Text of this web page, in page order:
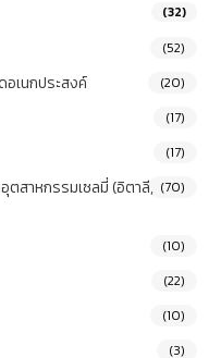
(32)
(52)
อเนกประสงค์ (20)
(17)
(17)
ตสาหกรรมเซลมี่ (อิตาลี, (70)
(10)
(22)
(10)
(3)